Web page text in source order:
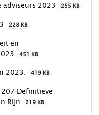
adviseurs 2023 255 KB
228 KB
en
451 KB
2023. 419 KB
Definitieve
Rijn
219 KB